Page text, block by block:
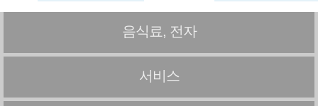
음식료, 전자
서비스